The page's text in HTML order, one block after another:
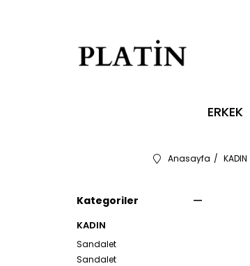
ERKEK
Anasayfa KADIN
Kategoriler
KADIN
Sandalet
Sandalet